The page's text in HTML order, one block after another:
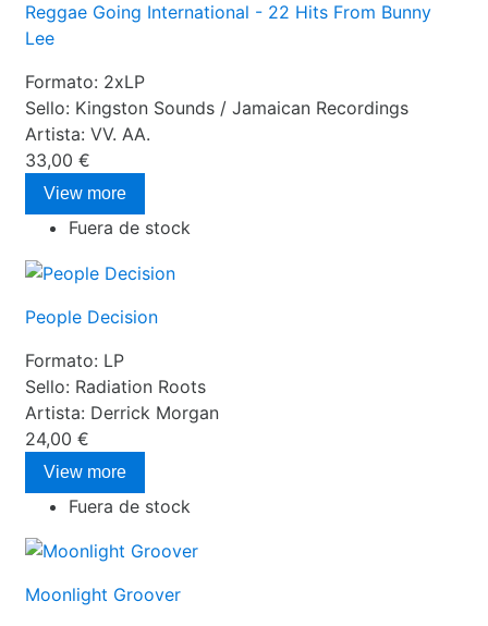
Reggae Going International - 22 Hits From Bunny
Lee
Formato: 2xLP
Sello: Kingston Sounds / Jamaican Recordings
Artista: VV. AA.
33,00 €
View more
Fuera de stock
People Decision
Formato: LP
Sello: Radiation Roots
Artista: Derrick Morgan
24,00 €
View more
Fuera de stock
Moonlight Groover